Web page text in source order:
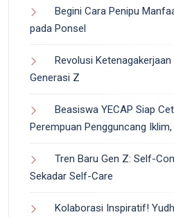
Begini Cara Penipu
pada Ponsel
Revolusi
Generasi Z
Beasiswa YECAP Siap
Perempuan Pengguncang
Tren Baru Gen Z: Self-
Sekadar Self-Care
Kolaborasi Inspiratif!